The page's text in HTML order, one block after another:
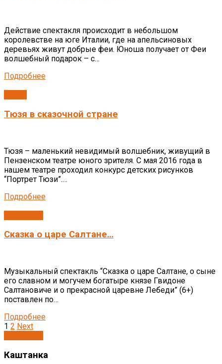
Действие спектакля происходит в небольшом
королевстве на юге Италии, где на апельсиновых
деревьях живут добрые феи. Юноша получает от Феи
волшебный подарок – с…
Подробнее
Тюзя в сказочной стране
Тюзя – маленький невидимый волшебник, живущий в
Пензенском театре юного зрителя. С мая 2016 года в
нашем театре проходил конкурс детских рисунков
“Портрет Тюзи”.…
Подробнее
Сказка о царе Салтане…
Музыкальный спектакль “Сказка о царе Салтане, о сыне
его славном и могучем богатыре князе Гвидоне
Салтановиче и о прекрасной царевне Лебеди” (6+)
поставлен по…
Подробнее
1 2 Next
Каштанка